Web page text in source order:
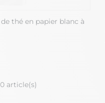
thé en papier blanc à
article(s)